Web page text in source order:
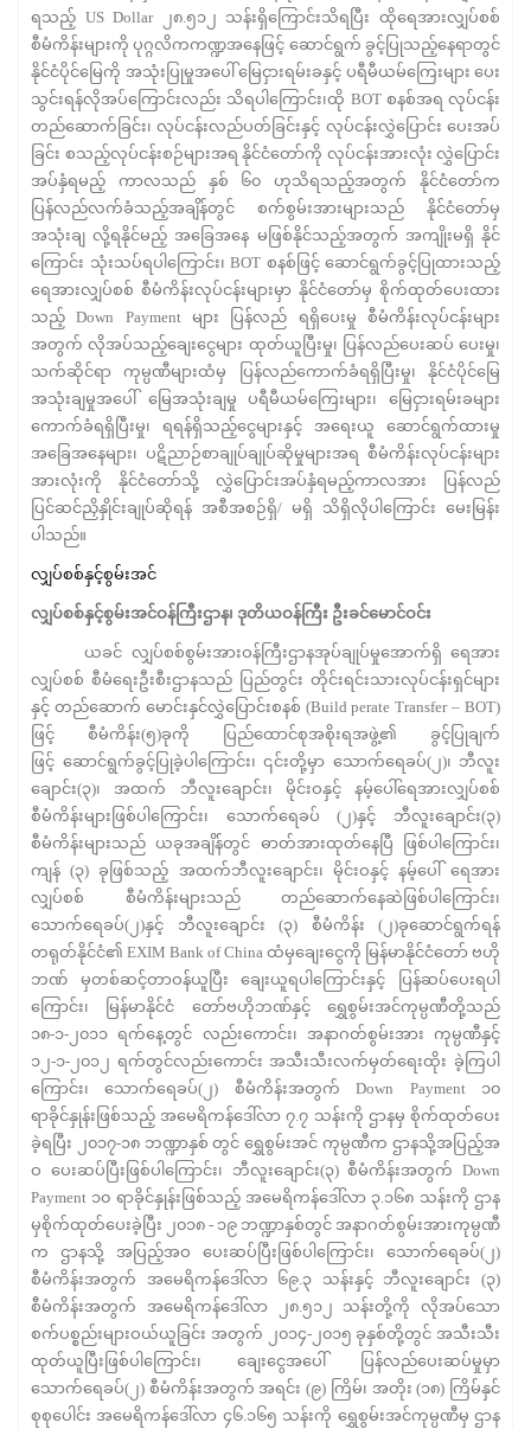
ရသည့် US Dollar ၂၈.၅၁၂ သန်းရှိကြောင်းသိရပြီး ထိုရေအားလျှပ်စစ်
စီမံကိန်းများကို ပုဂ္ဂလိကကဏ္ဍအနေဖြင့် ဆောင်ရွက် ခွင့်ပြုသည့်နေရာတွင်
နိုင်ငံပိုင်မြေကို အသုံးပြုမှုအပေါ် မြေငှားရမ်းခနှင့် ပရီမီယမ်ကြေးများ ပေး
သွင်းရန်လိုအပ်ကြောင်းလည်း သိရပါကြောင်း၊ထို BOT စနစ်အရ လုပ်ငန်း
တည်ဆောက်ခြင်း၊ လုပ်ငန်းလည်ပတ်ခြင်းနှင့် လုပ်ငန်းလွှဲပြောင်း ပေးအပ်
ခြင်း စသည့်လုပ်ငန်းစဉ်များအရ နိုင်ငံတော်ကို လုပ်ငန်းအားလုံး လွှဲပြောင်း
အပ်နှံရမည့် ကာလသည် နှစ် ၆၀ ဟုသိရသည့်အတွက် နိုင်ငံတော်က
ပြန်လည်လက်ခံသည့်အချိန်တွင် စက်စွမ်းအားများသည် နိုင်ငံတော်မှ
အသုံးချ လို့ရနိုင်မည့် အခြေအနေ မဖြစ်နိုင်သည့်အတွက် အကျိုးမရှိ နိုင်
ကြောင်း သုံးသပ်ရပါကြောင်း၊ BOT စနစ်ဖြင့် ဆောင်ရွက်ခွင့်ပြုထားသည့်
ရေအားလျှပ်စစ် စီမံကိန်းလုပ်ငန်းများမှာ နိုင်ငံတော်မှ စိုက်ထုတ်ပေးထား
သည့် Down Payment များ ပြန်လည် ရရှိပေးမှု စီမံကိန်းလုပ်ငန်းများ
အတွက် လိုအပ်သည့်ချေးငွေများ ထုတ်ယူပြီးမှု၊ ပြန်လည်‌ပေးဆပ် ပေးမှု၊
သက်ဆိုင်ရာ ကုမ္ပဏီများထံမှ ပြန်လည်ကောက်ခံရရှိပြီးမှု၊ နိုင်ငံပိုင်မြေ
အသုံးချမှုအပေါ် မြေအသုံးချမှု ပရီမီယမ်ကြေးများ၊ မြေငှားရမ်းခများ
ကောက်ခံရရှိပြီးမှု၊ ရရန်ရှိသည့်ငွေများနှင့် အရေးယူ ဆောင်ရွက်ထားမှု
အခြေအနေများ၊ ပဋိညာဉ်စာချုပ်ချုပ်ဆိုမှုများအရ စီမံကိန်းလုပ်ငန်းများ
အားလုံးကို နိုင်ငံတော်သို့ လွှဲပြောင်းအပ်နှံရမည့်ကာလအား ပြန်လည်
ပြင်ဆင်ညှိနှိုင်းချုပ်ဆိုရန် အစီအစဉ်ရှိ/ မရှိ သိရှိလိုပါကြောင်း မေးမြန်း
ပါသည်။
လျှပ်စစ်နှင့်စွမ်းအင်
လျှပ်စစ်နှင့်စွမ်းအင်ဝန်ကြီးဌာန၊ ဒုတိယဝန်ကြီး ဦးခင်မောင်ဝင်း
ယခင် လျှပ်စစ်စွမ်းအားဝန်ကြီးဌာနအုပ်ချုပ်မှုအောက်ရှိ ရေအား
လျှပ်စစ် စီမံရေးဦးစီးဌာနသည် ပြည်တွင်း တိုင်းရင်းသားလုပ်ငန်းရှင်များ
နှင့် တည်ဆောက် မောင်းနှင်လွှဲပြောင်းစနစ် (Build perate Transfer – BOT)
ဖြင့် စီမံကိန်း(၅)ခုကို ပြည်ထောင်စုအစိုးရအဖွဲ့၏ ခွင့်ပြုချက်
ဖြင့် ဆောင်ရွက်ခွင့်ပြုခဲ့ပါကြောင်း၊ ၎င်းတို့မှာ သောက်ရေခပ်(၂)၊ ဘီလူး
ချောင်း(၃)၊ အထက် ဘီလူးချောင်း၊ မိုင်းဝနှင့် နမ့်ပေါ်ရေအားလျှပ်စစ်
စီမံကိန်းများဖြစ်ပါကြောင်း၊ သောက်ရေခပ် (၂)နှင့် ဘီလူးချောင်း(၃)
စီမံကိန်းများသည် ယခုအချိန်တွင် ဓာတ်အားထုတ်နေပြီ ဖြစ်ပါကြောင်း၊
ကျန် (၃) ခုဖြစ်သည့် အထက်ဘီလူးချောင်း၊ မိုင်းဝနှင့် နမ့်ပေါ် ရေအား
လျှပ်စစ် စီမံကိန်းများသည် တည်ဆောက်နေဆဲဖြစ်ပါကြောင်း၊
သောက်ရေခပ်(၂)နှင့် ဘီလူးချောင်း (၃) စီမံကိန်း (၂)ခုဆောင်ရွက်ရန်
တရုတ်နိုင်ငံ၏ EXIM Bank of China ထံမှချေးငွေကို မြန်မာနိုင်ငံတော် ဗဟို
ဘဏ် မှတစ်ဆင့်တာဝန်ယူပြီး ချေးယူရပါကြောင်းနှင့် ပြန်ဆပ်ပေးရပါ
ကြောင်း၊ မြန်မာနိုင်ငံ တော်ဗဟိုဘဏ်နှင့် ရွှေစွမ်းအင်ကုမ္ပဏီတို့သည်
၁၈-၁-၂၀၁၁ ရက်နေ့တွင် လည်းကောင်း၊ အနာဂတ်စွမ်းအား ကုမ္ပဏီနှင့်
၁၂-၁-၂၀၁၂ ရက်တွင်လည်းကောင်း အသီးသီးလက်မှတ်ရေးထိုး ခဲ့ကြပါ
ကြောင်း၊ သောက်ရေခပ်(၂) စီမံကိန်းအတွက် Down Payment ၁၀
ရာခိုင်နှုန်းဖြစ်သည့် အမေရိကန်ဒေါ်လာ ၇.၇ သန်းကို ဌာနမှ စိုက်ထုတ်ပေး
ခဲ့ရပြီး ၂၀၁၇-၁၈ ဘဏ္ဍာနှစ် တွင် ရွှေစွမ်းအင် ကုမ္ပဏီက ဌာနသို့အပြည့်အ
ဝ ပေးဆပ်ပြီးဖြစ်ပါကြောင်း၊ ဘီလူးချောင်း(၃) စီမံကိန်းအတွက် Down
Payment ၁၀ ရာခိုင်နှုန်းဖြစ်သည့် အမေရိကန်ဒေါ်လာ ၃.၁၆၈ သန်းကို ဌာန
မှစိုက်ထုတ်ပေးခဲ့ပြီး ၂၀၁၈ - ၁၉ ဘဏ္ဍာနှစ်တွင် အနာဂတ်စွမ်းအားကုမ္ပဏီ
က ဌာနသို့ အပြည့်အဝ ပေးဆပ်ပြီးဖြစ်ပါကြောင်း၊ သောက်ရေခပ်(၂)
စီမံကိန်းအတွက် အမေရိကန်ဒေါ်လာ ၆၉.၃ သန်းနှင့် ဘီလူးချောင်း (၃)
စီမံကိန်းအတွက် အမေရိကန်ဒေါ်လာ ၂၈.၅၁၂ သန်းတို့ကို လိုအပ်သော
စက်ပစ္စည်းများဝယ်ယူခြင်း အတွက် ၂၀၁၄-၂၀၁၅ ခုနှစ်တို့တွင် အသီးသီး
ထုတ်ယူပြီးဖြစ်ပါကြောင်း၊ ချေးငွေအပေါ် ပြန်လည်ပေးဆပ်မှုမှာ
သောက်ရေခပ်(၂) စီမံကိန်းအတွက် အရင်း (၉) ကြိမ်၊ အတိုး (၁၈) ကြိမ်နှင်
စုစုပေါင်း အမေရိကန်ဒေါ်လာ ၄၆.၁၆၅ သန်းကို ရွှေစွမ်းအင်ကုမ္ပဏီမှ ဌာန